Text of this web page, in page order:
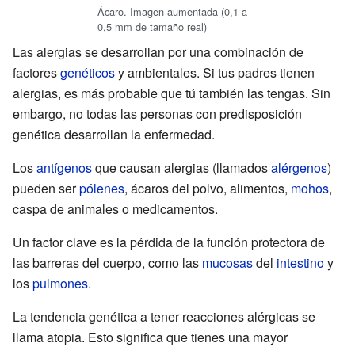
Ácaro. Imagen aumentada (0,1 a
0,5 mm de tamaño real)
Las alergias se desarrollan por una combinación de
factoresgenéticosy ambientales. Si tus padres tienen
alergias, es más probable que tú también las tengas. Sin
embargo, no todas las personas con predisposición
genética desarrollan la enfermedad.
Losantígenosque causan alergias (llamadosalérgenos)
pueden serpólenes, ácaros del polvo, alimentos, mohos,
caspa de animales o medicamentos.
Un factor clave es la pérdida de la función protectora de
las barreras del cuerpo, como las mucosasdel intestinoy
lospulmones.
La tendencia genética a tener reacciones alérgicas se
llama atopia. Esto significa que tienes una mayor